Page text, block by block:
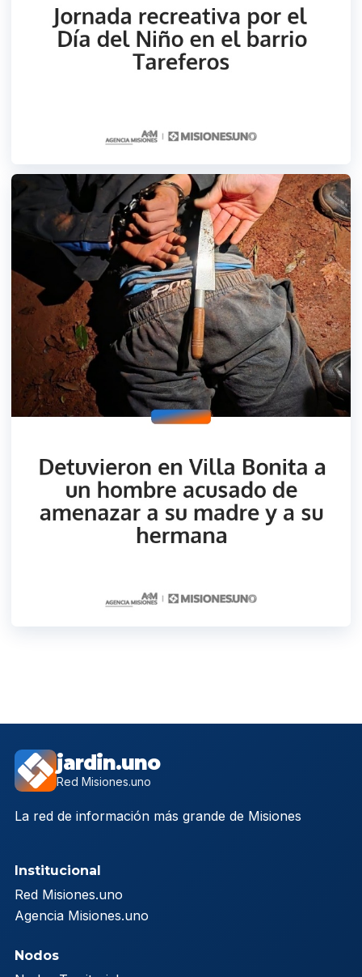
jardin.uno
Red Misiones.uno
La red de información más grande de Misiones
Institucional
Red Misiones.uno
Agencia Misiones.uno
Nodos